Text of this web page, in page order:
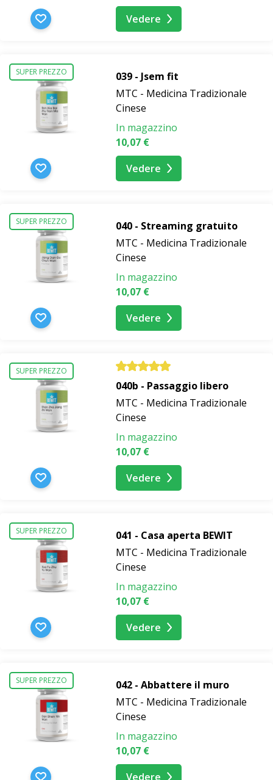
Vedere
SUPER PREZZO
039 - Jsem fit
MTC - Medicina Tradizionale
Cinese
In magazzino
10,07 €
Vedere
SUPER PREZZO
040 - Streaming gratuito
MTC - Medicina Tradizionale
Cinese
In magazzino
10,07 €
Vedere
SUPER PREZZO
040b - Passaggio libero
MTC - Medicina Tradizionale
Cinese
In magazzino
10,07 €
Vedere
SUPER PREZZO
041 - Casa aperta BEWIT
MTC - Medicina Tradizionale
Cinese
In magazzino
10,07 €
Vedere
SUPER PREZZO
042 - Abbattere il muro
MTC - Medicina Tradizionale
Cinese
In magazzino
10,07 €
Vedere